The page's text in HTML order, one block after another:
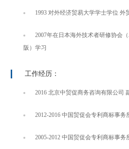
1993 对外经济贸易大学学士学位 外
2007年在日本海外技术者研修协会
阪）学习
工作经历：
2016 北京中贸促商务咨询有限公司
2012-2016 中国贸促会专利商标事务
2005-2012 中国贸促会专利商标事务